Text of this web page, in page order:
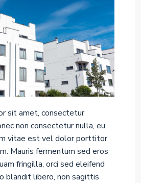
sit amet, consectetur
non consectetur nulla, eu
vitae est vel dolor porttitor
Mauris fermentum sed eros
fringilla, orci sed eleifend
blandit libero, non sagittis